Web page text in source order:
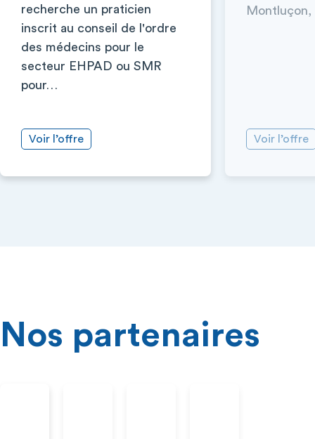
recherche un praticien
inscrit au conseil de l'ordre
des médecins pour le
secteur EHPAD ou SMR
pour…
Voir l’offre
Montluçon,
Voir l’offre
Nos partenaires